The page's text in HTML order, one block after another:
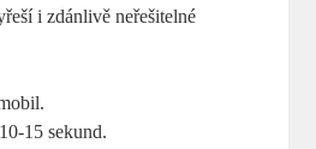
i zdánlivě neřešitelné
15 sekund.